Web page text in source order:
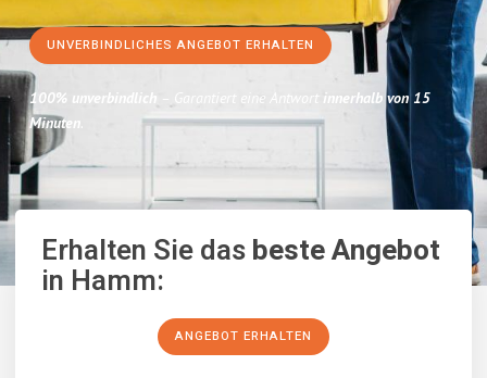
UNVERBINDLICHES ANGEBOT ERHALTEN
100% unverbindlich – Garantiert eine Antwort innerhalb von 15
Minuten.
Erhalten Sie dasbeste Angebot
in Hamm:
ANGEBOT ERHALTEN